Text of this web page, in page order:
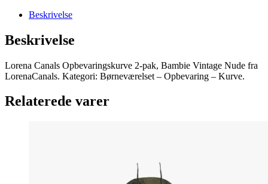
Beskrivelse
Beskrivelse
Lorena Canals Opbevaringskurve 2-pak, Bambie Vintage Nude fra
LorenaCanals. Kategori: Børneværelset – Opbevaring – Kurve.
Relaterede varer